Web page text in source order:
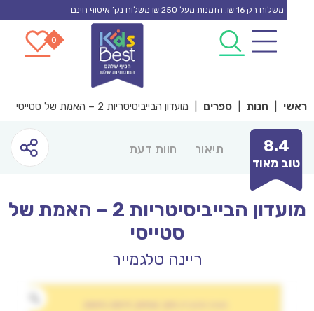
משלוח רק 16 ₪. הזמנות מעל 250 ₪ משלוח נק’ איסוף חינם
| חנות | ספרים | מועדון הבייביסיטריות 2 – האמת של סטייסי
מאוד
תיאור חוות דעת
מועדון הבייביסיטריות 2 – האמת של
סטייסי
ריינה טלגמייר